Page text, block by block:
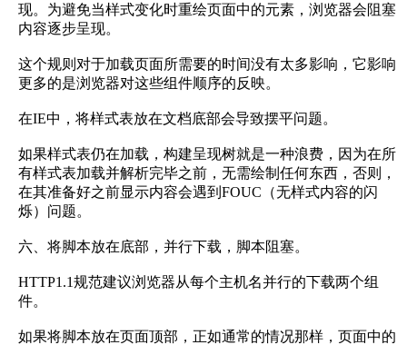
现。为避免当样式变化时重绘页面中的元素，浏览器会阻塞
内容逐步呈现。
这个规则对于加载页面所需要的时间没有太多影响，它影响
更多的是浏览器对这些组件顺序的反映。
在IE中，将样式表放在文档底部会导致摆平问题。
如果样式表仍在加载，构建呈现树就是一种浪费，因为在所
有样式表加载并解析完毕之前，无需绘制任何东西，否则，
在其准备好之前显示内容会遇到FOUC（无样式内容的闪
烁）问题。
六、将脚本放在底部，并行下载，脚本阻塞。
HTTP1.1规范建议浏览器从每个主机名并行的下载两个组
件。
如果将脚本放在页面顶部，正如通常的情况那样，页面中的